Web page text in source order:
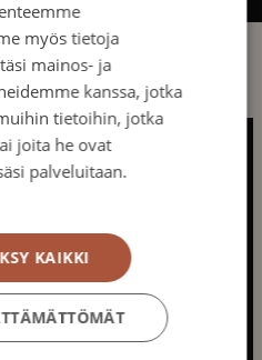
liittyvää asiaa
myös tietoja
mainos- ja
kanssa, jotka
tietoihin, jotka
joita he ovat
palveluitaan.
KAIKKI